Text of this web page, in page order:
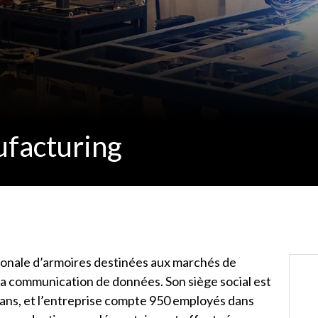
d’armoires destinées aux marchés de
communication de données. Son siège social est
et l’entreprise compte 950 employés dans